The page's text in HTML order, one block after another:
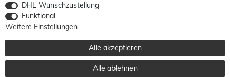
DHL Wunschzustellung
Funktional
Weitere Einstellungen
Alle akzeptieren
Alle ablehnen